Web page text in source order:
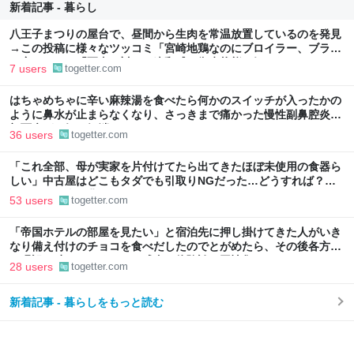
新着記事 - 暮らし
八王子まつりの屋台で、昼間から生肉を常温放置しているのを発見
→この投稿に様々なツッコミ「宮崎地鶏なのにブロイラー、ブラジ
ル産では？」「写真に対して違和感」衛生状態も気になる
7 users togetter.com
はちゃめちゃに辛い麻辣湯を食べたら何かのスイッチが入ったかの
ように鼻水が止まらなくなり、さっきまで痛かった慢性副鼻腔炎の
顔面痛が一気に解消した
36 users togetter.com
「これ全部、母が実家を片付けてたら出てきたほぼ未使用の食器ら
しい」中古屋はどこもタダでも引取りNGだった…どうすれば？→
どうやら歴史的背景がありそう「ジモティーを利用しては？」
53 users togetter.com
「帝国ホテルの部屋を見たい」と宿泊先に押し掛けてきた人がいき
なり備え付けのチョコを食べだしたのでとがめたら、その後各方面
に呪詛を吐かれまくった→残念な体験談に同情集まる
28 users togetter.com
新着記事 - 暮らしをもっと読む